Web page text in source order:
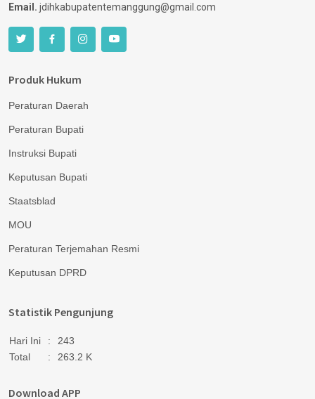
Email. jdihkabupatentemanggung@gmail.com
Produk Hukum
Peraturan Daerah
Peraturan Bupati
Instruksi Bupati
Keputusan Bupati
Staatsblad
MOU
Peraturan Terjemahan Resmi
Keputusan DPRD
Statistik Pengunjung
Hari Ini :
243
Total
: 263.2 K
Download APP